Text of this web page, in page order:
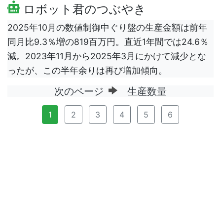
ロボット君のつぶやき
2025年10月の数値制御中ぐり盤の生産金額は前年
同月比9.3％増の819百万円。直近1年間では24.6％
減。2023年11月から2025年3月にかけて減少とな
ったが、この半年余りは再び増加傾向。
次のページ 生産数量
1 2 3 4 5 6